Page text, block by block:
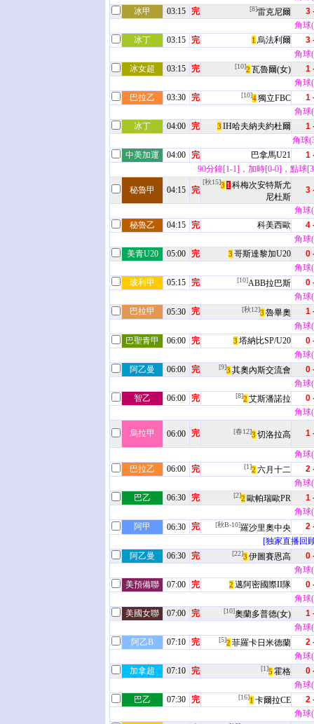
冰甲
03:15 完 [8]雷克尼爾
3
角球
冰丁
03:15 完 1 烏法利爾
3
角球
冰女超
03:15 完 [10]2 瓦魯爾(女)
1
角球
巴拉乙
03:30 完 [10]4獨立FBC
1
角球
冰丁
04:00 完 3 IH哈夫納夫約杜爾
1
角球
中美加運
04:00 完 巴拿馬U21
1
90分鐘[1-1]，加時[0-0]，點球
秘魯甲 04:15 完
[秋15]3 1 科梅次安特斯尤
尼杜斯
3
角球
秘魯乙
04:15 完 科美西歐
4
角球
美青U20
05:00 完 3 哥斯達黎加U20
0
角球
玻利甲
05:15 完 [10]ABB拉巴斯
0
角球
巴拉甲
05:30 完 [秋12]3 魯畢奧
1
角球
巴聖青甲
06:00 完 3 塔納比SP/U20
0
角球
阿乙曼
06:00 完 [9]3 其奧內斯交流會
0
角球
智乙
06:00 完 [8]2 艾斯潘諾拉
0
角球
烏拉甲 06:00 完 [春12]3 切洛拉高 1
角球
巴拉乙
06:00 完 [1]2 六月十二
2
角球
巴乙
06:30 完 [2]2 歐帕瑞歐PR
1
角球
阿甲
06:30 完 [秋B-10]羅沙里奧中央
2
[独家直播回
阿乙曼
06:30 完 [22]3 伊圖賽恩高
0
角球
美預備聯
07:00 完 2 邁阿密國際II隊
0
角球
美國女聯
07:00 完 [10]奧蘭多普德(女)
1
角球
阿乙B
07:10 完 [5]2 菲羅卡日米德蘭
2
角球
加拿超
07:10 完 [1]5 霍格
0
角球
巴乙
07:30 完 [16]1 卡爾拉CE
2
角球